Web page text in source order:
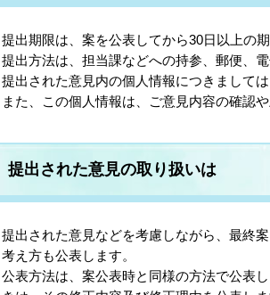
提出期限は、案を公表してから30日以上の
提出方法は、担当課などへの持参、郵便、
提出された意見内の個人情報につきまして
また、この個人情報は、ご意見内容の確認
提出された意見の取り扱いは
提出された意見などを考慮しながら、最終
考え方も公表します。
公表方法は、案公表時と同様の方法で公表